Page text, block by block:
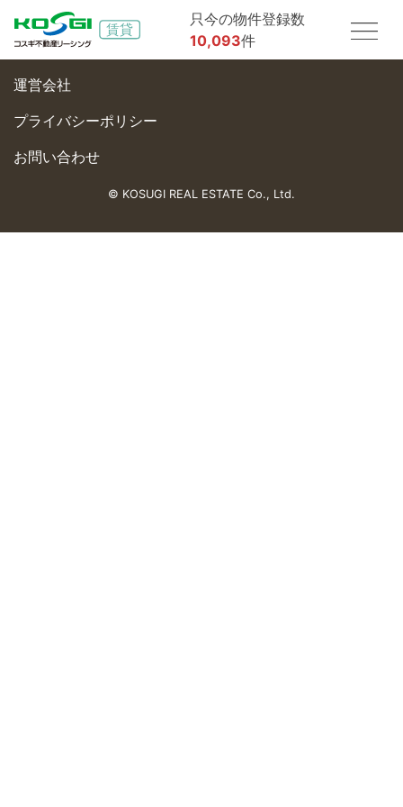
只今の物件登録数
10,093件
運営会社
プライバシーポリシー
お問い合わせ
© KOSUGI REAL ESTATE Co., Ltd.